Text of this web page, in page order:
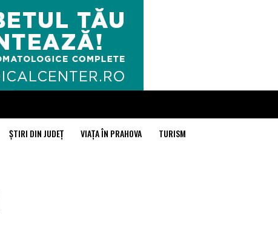
ȘTIRI DIN JUDEȚ VIAȚA ÎN PRAHOVA TURISM